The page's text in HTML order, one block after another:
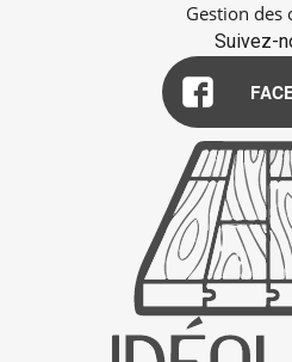
Gestion des
Suivez-